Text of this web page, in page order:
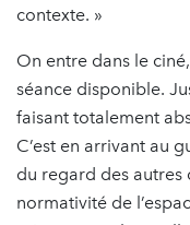
contexte. »
On entre dans le
séance disponible.
faisant totalement
C’est en arrivant au
du regard des autres
normativité de